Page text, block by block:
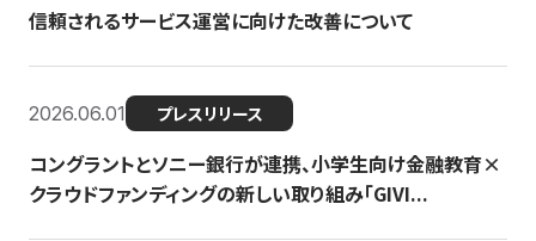
信頼されるサービス運営に向けた改善について
2026.06.01 プレスリリース
コングラントとソニー銀行が連携、小学生向け金融教育×
クラウドファンディングの新しい取り組み「GIVI...